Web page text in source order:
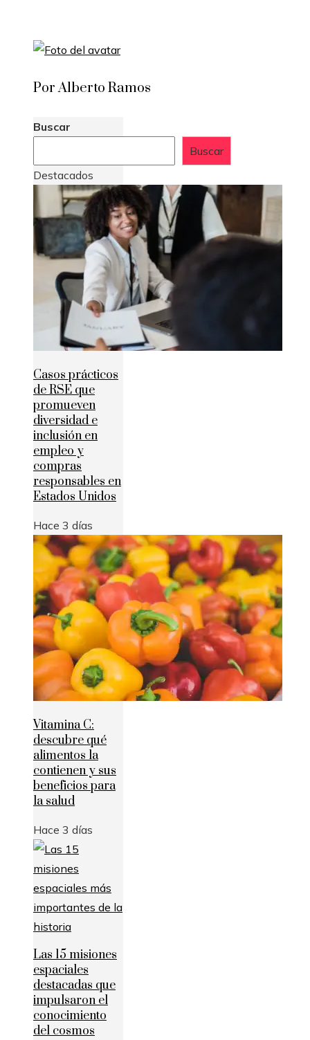
Por Alberto Ramos
Buscar
Buscar
Destacados
Casos prácticos
de RSE que
promueven
diversidad e
inclusión en
empleo y
compras
responsables en
Estados Unidos
Hace 3 días
Vitamina C:
descubre qué
alimentos la
contienen y sus
beneficios para
la salud
Hace 3 días
Las 15 misiones
espaciales
destacadas que
impulsaron el
conocimiento
del cosmos